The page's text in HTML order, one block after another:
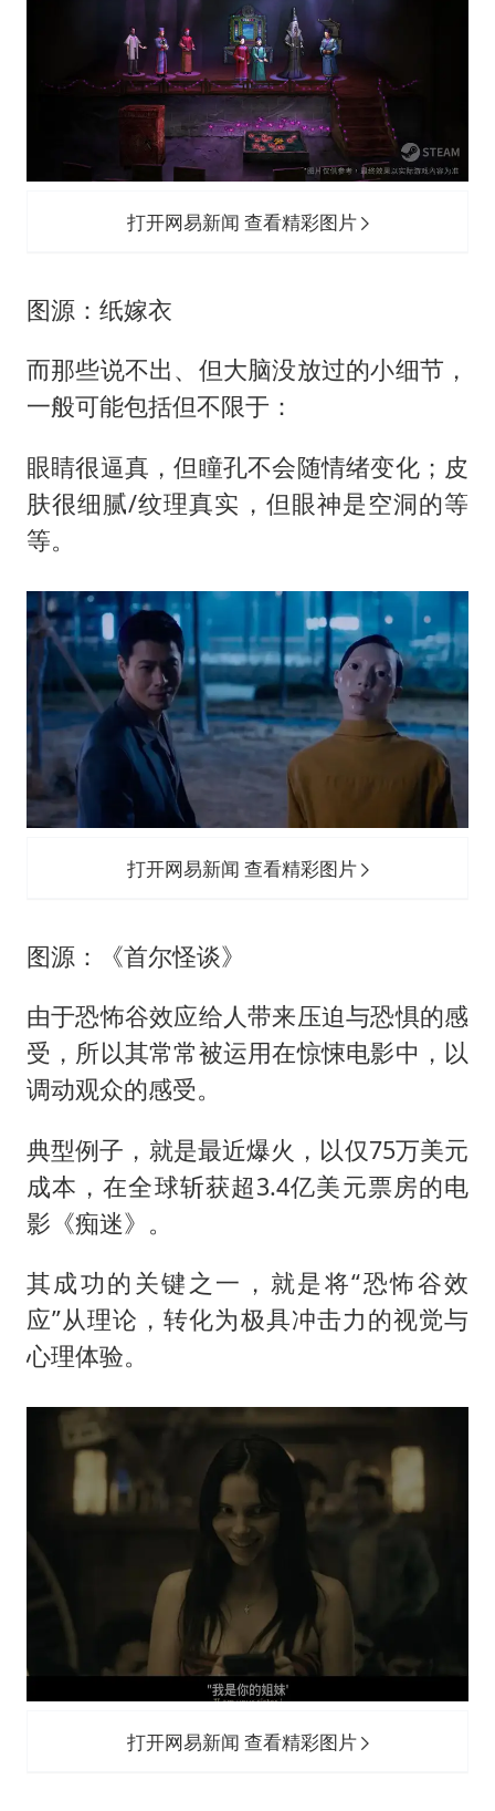
打开网易新闻 查看精彩图片
图源：纸嫁衣
而那些说不出、但大脑没放过的小细节，
一般可能包括但不限于：
眼睛很逼真，但瞳孔不会随情绪变化；皮
肤很细腻/纹理真实，但眼神是空洞的等
等。
打开网易新闻 查看精彩图片
图源：《首尔怪谈》
由于恐怖谷效应给人带来压迫与恐惧的感
受，所以其常常被运用在惊悚电影中，以
调动观众的感受。
典型例子，就是最近爆火，以仅75万美元
成本，在全球斩获超3.4亿美元票房的电
影《痴迷》。
其成功的关键之一，就是将“恐怖谷效
应”从理论，转化为极具冲击力的视觉与
心理体验。
打开网易新闻 查看精彩图片